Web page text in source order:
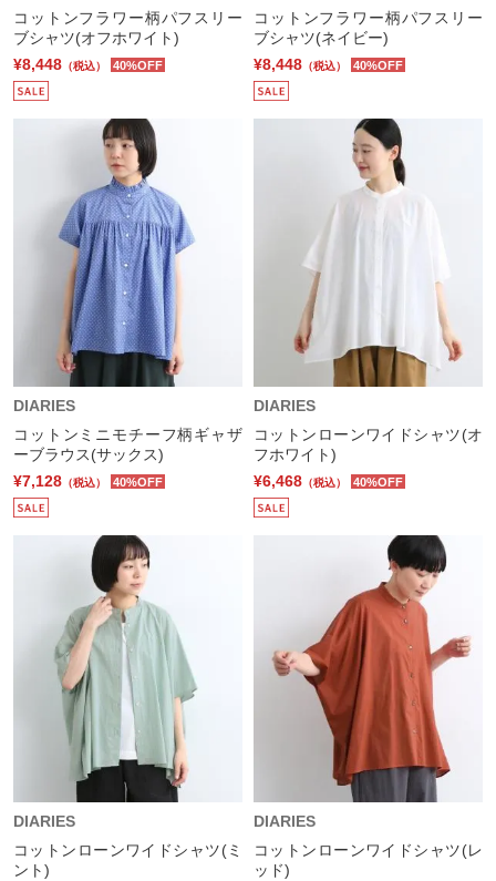
コットンフラワー柄パフスリー
ブシャツ(オフホワイト)
¥8,448 （税込） 40%OFF
コットンフラワー柄パフスリー
ブシャツ(ネイビー)
¥8,448 （税込） 40%OFF
DIARIES
コットンミニモチーフ柄ギャザ
ーブラウス(サックス)
¥7,128 （税込） 40%OFF
DIARIES
コットンローンワイドシャツ(オ
フホワイト)
¥6,468 （税込） 40%OFF
DIARIES
コットンローンワイドシャツ(ミ
ント)
DIARIES
コットンローンワイドシャツ(レ
ッド)